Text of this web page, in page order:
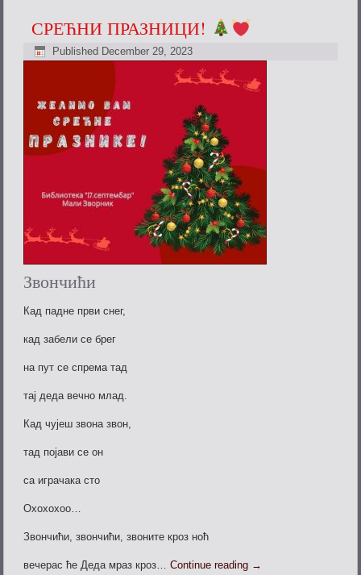
СРЕЋНИ ПРАЗНИЦИ!
Published December 29, 2023
Звончићи
Кад падне први снег,
кад забели се брег
на пут се спрема тад
тај деда вечно млад.
Кад чујеш звона звон,
тад појави се он
са играчака сто
Охохохоо…
Звончићи, звончићи, звоните кроз ноћ
вечерас ће Деда мраз кроз…Continue reading →